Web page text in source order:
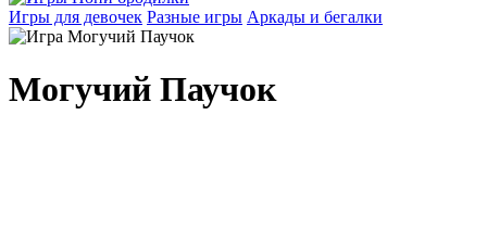
Игры для девочек Разные игры Аркады и бегалки
Могучий Паучок